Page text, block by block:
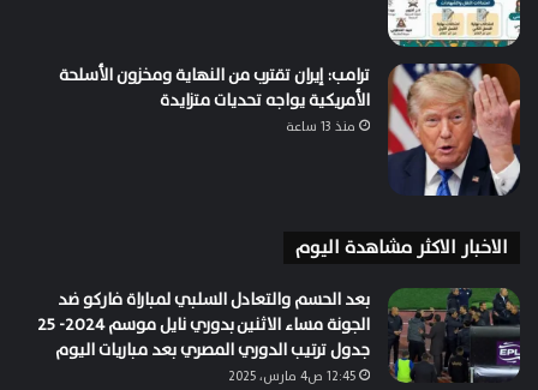
ترامب: إيران تقترب من النهاية ومخزون الأسلحة
الأمريكية يواجه تحديات متزايدة
منذ 13 ساعة
الاخبار الاكثر مشاهدة اليوم
بعد الحسم والتعادل السلبي لمباراة فاركو ضد
الجونة مساء الاثنين بدوري نايل موسم 2024- 25
جدول ترتيب الدوري المصري بعد مباريات اليوم
12:45 ص4 مارس، 2025